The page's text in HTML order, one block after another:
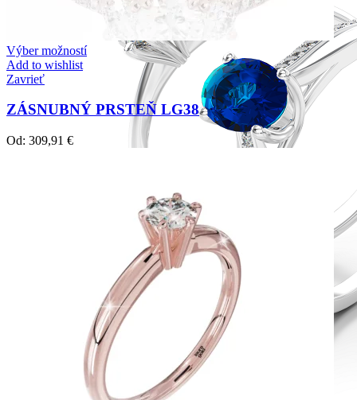
Výber možností
Add to wishlist
Zavrieť
ZÁSNUBNÝ PRSTEŇ LG38
Od: 309,91 €